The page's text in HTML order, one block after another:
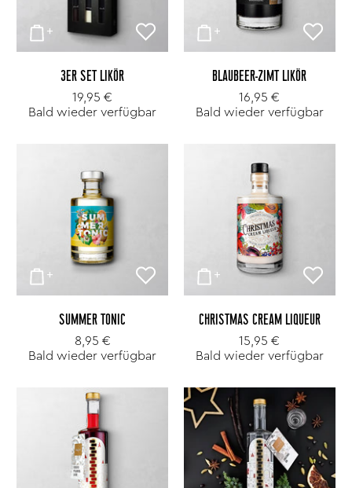
3ER SET LIKÖR
19,95 €
Bald wieder verfügbar
BLAUBEER-ZIMT LIKÖR
16,95 €
Bald wieder verfügbar
SUMMER TONIC
8,95 €
Bald wieder verfügbar
CHRISTMAS CREAM LIQUEUR
15,95 €
Bald wieder verfügbar